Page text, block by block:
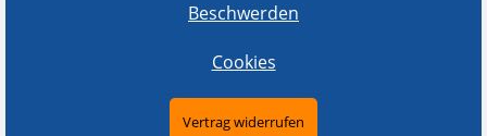
Beschwerden
Cookies
Vertrag widerrufen